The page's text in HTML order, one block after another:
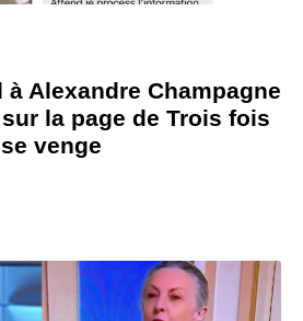
Alexandre Champagne
la page de Trois fois
venge